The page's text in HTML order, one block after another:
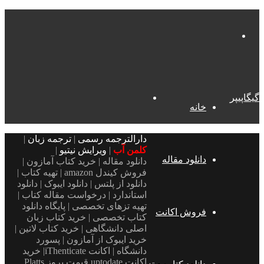
گیگاپیپر
خانه
دانلود مقاله
فروش اکانت
برای
دارالترجمه رسمی | ترجمه زبان |
کلمن آب | ویرایش نیتیو |
دانلود مقاله | خرید کتاب آمازون |
فروش کیندل amazon | تهیه کتاب |
دانلود از پلتس | دانلود ایبوک | دانلود
استاندارد | درخواست مقاله کتاب |
تهیه تزهای تخصصی | پایگاه دانلود
کتاب تخصصی | خرید کتاب زبان
اصلی دانشگاهی | خرید کتاب لاتین |
خرید ایبوک از آمازون | پسورد
دانشگاه | اکانت iThenticate| خريد
اكانت uptodate قیمت بروز Platts